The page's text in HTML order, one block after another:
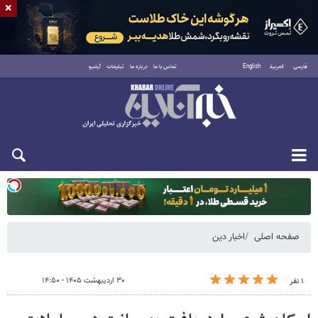
فارسی العربية English تماس با ما درباره ما تبلیغات آرشیو
یکشنبه ۱۸ مرداد ۱۴۰۵
صفحه اصلی اخبار دین
۱ نفر ۳۰ اردیبهشت ۱۴۰۵ - ۱۴:۵۰
×